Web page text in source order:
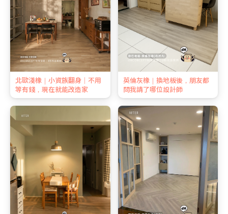
北歐淺橡｜小資族翻身｜不用
等有錢，現在就能改造家
英倫灰橡｜換地板後，朋友都
問我請了哪位設計師